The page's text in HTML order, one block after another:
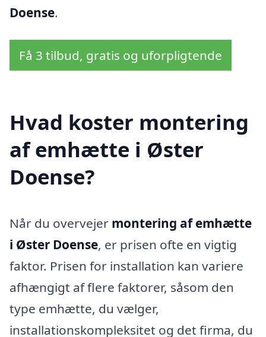
Doense.
Få 3 tilbud, gratis og uforpligtende
Hvad koster montering
af emhætte i Øster
Doense?
Når du overvejer montering af emhætte
i Øster Doense, er prisen ofte en vigtig
faktor. Prisen for installation kan variere
afhængigt af flere faktorer, såsom den
type emhætte, du vælger,
installationskompleksitet og det firma, du